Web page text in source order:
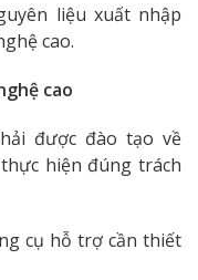
liệu xuất nhập
cao.
cao
được đào tạo về
hiện đúng trách
cụ hỗ trợ cần thiết